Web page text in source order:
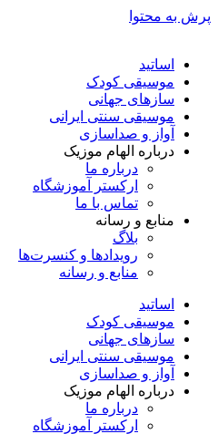
پرش به محتوا
اساتید
موسیقی کودک
سازهای جهانی
موسیقی سنتی ایرانی
آواز و صداسازی
درباره الهام موزیک
درباره ما
ارکستر آموزشگاه
تماس با ما
منابع و رسانه
بلاگ
رویدادها و کنسرت‌ها
منابع و رسانه
اساتید
موسیقی کودک
سازهای جهانی
موسیقی سنتی ایرانی
آواز و صداسازی
درباره الهام موزیک
درباره ما
ارکستر آموزشگاه